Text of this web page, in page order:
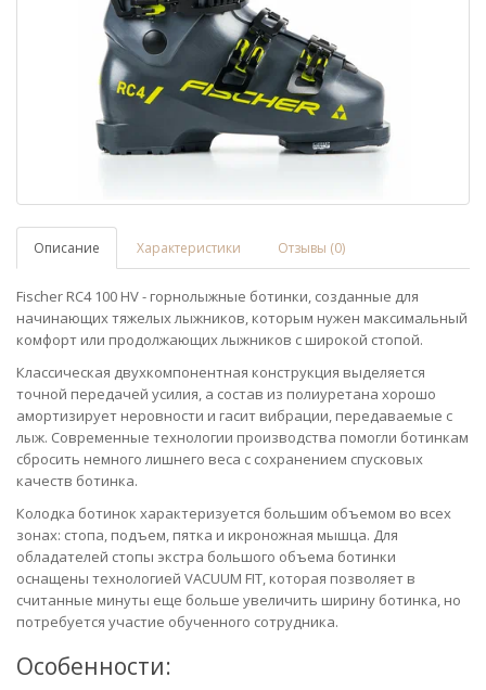
Описание Характеристики Отзывы (0)
Fischer RC4 100 HV - горнолыжные ботинки, созданные для
начинающих тяжелых лыжников, которым нужен максимальный
комфорт или продолжающих лыжников с широкой стопой.
Классическая двухкомпонентная конструкция выделяется
точной передачей усилия, а состав из полиуретана хорошо
амортизирует неровности и гасит вибрации, передаваемые с
лыж. Современные технологии производства помогли ботинкам
сбросить немного лишнего веса с сохранением спусковых
качеств ботинка.
Колодка ботинок характеризуется большим объемом во всех
зонах: стопа, подъем, пятка и икроножная мышца. Для
обладателей стопы экстра большого объема ботинки
оснащены технологией VACUUM FIT, которая позволяет в
считанные минуты еще больше увеличить ширину ботинка, но
потребуется участие обученного сотрудника.
Особенности: